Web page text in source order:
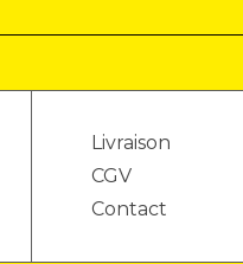
Livraison
CGV
Contact